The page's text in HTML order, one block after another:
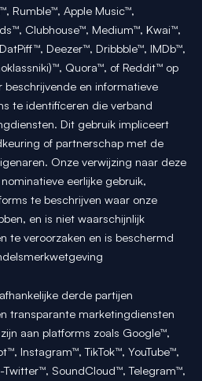
Rumble™, Apple Music™,
Clubhouse™, Medium™, Kwai™,
Deezer™, Dribbble™, IMDb™,
Quora™, of Reddit™ op
beschrijvende en informatieve
te identificeren die verband
Dit gebruik impliceert
of partnerschap met de
Onze verwijzing naar deze
eerlijke gebruik,
te beschrijven waar onze
en is niet waarschijnlijk
te veroorzaken en is beschermd
derde partijen
transparante marketingdiensten
aan platforms zoals Google™,
Instagram™, TikTok™, YouTube™,
SoundCloud™, Telegram™,